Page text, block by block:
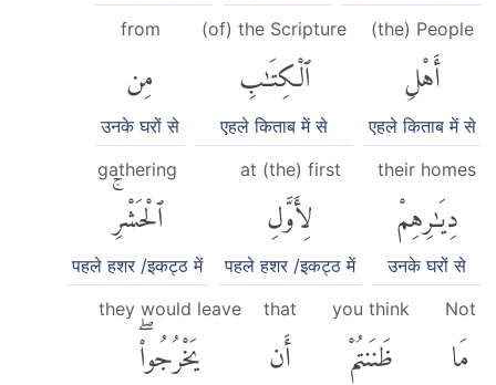
(the) People
أَهْلِ
एहले किताब में से
(of) the Scripture
ٱلْكِتَٰبِ
एहले किताब में से
from
مِن
उनके घरों से
their homes
دِيَٰرِهِمْ
उनके घरों से
at (the) first
لِأَوَّلِ
पहले हशर /इकट्ठ में
gathering
ٱلْحَشْرِۚ
पहले हशर /इकट्ठ में
Not
مَا
you think
ظَنَنتُمْ
that
أَن
they would leave
يَخْرُجُوا۟ۖ